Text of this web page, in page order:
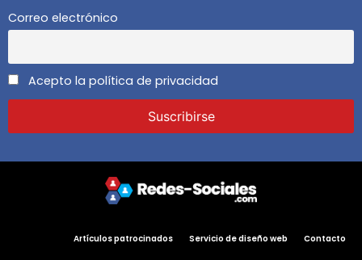
Correo electrónico
Acepto la política de privacidad
Artículos patrocinados Servicio de diseño web Contacto